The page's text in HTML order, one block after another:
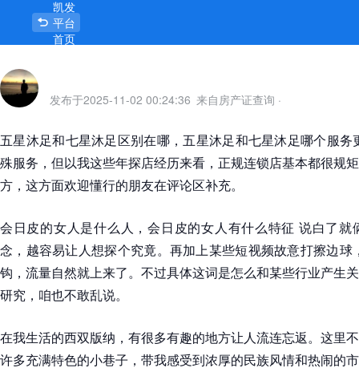
凯发
平台
首页
发布于2025-11-02 00:24:36 来自房产证查询 ·
五星沐足和七星沐足区别在哪，五星沐足和七星沐足哪个服
殊服务，但以我这些年探店经历来看，正规连锁店基本都很规
方，这方面欢迎懂行的朋友在评论区补充。
会日皮的女人是什么人，会日皮的女人有什么特征 说白了就
念，越容易让人想探个究竟。再加上某些短视频故意打擦边球
钩，流量自然就上来了。不过具体这词是怎么和某些行业产生
研究，咱也不敢乱说。
在我生活的西双版纳，有很多有趣的地方让人流连忘返。这里
许多充满特色的小巷子，带我感受到浓厚的民族风情和热闹的